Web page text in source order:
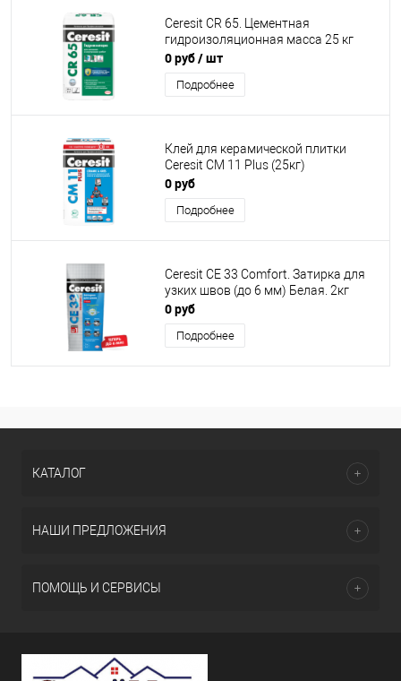
Ceresit CR 65. Цементная
гидроизоляционная масса 25 кг
0 руб/ шт
Подробнее
Клей для керамической плитки
Ceresit CM 11 Plus (25кг)
0 руб
Подробнее
Ceresit СЕ 33 Comfort. Затирка для
узких швов (до 6 мм) Белая. 2кг
0 руб
Подробнее
КАТАЛОГ
НАШИ ПРЕДЛОЖЕНИЯ
ПОМОЩЬ И СЕРВИСЫ